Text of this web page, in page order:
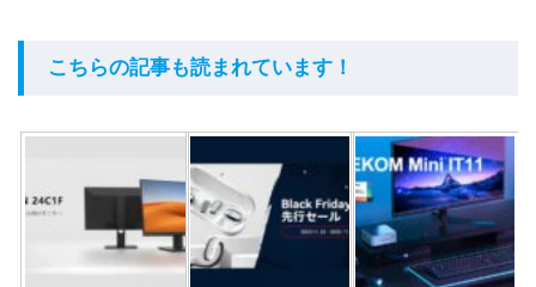
こちらの記事も読まれています！